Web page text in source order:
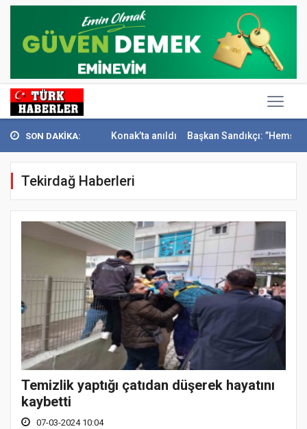
SON DAKİKA:
Konak’ta anıldı Başkan Sandıkçı: ”Hemşehrilerimizle olan
Tekirdağ Haberleri
Temizlik yaptığı çatıdan düşerek hayatını
kaybetti
07-03-2024 10:04